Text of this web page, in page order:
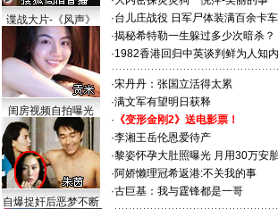
谍战大片-《风声》
闺房视频自拍曝光
自爆捉奸后恶梦不断
·台儿庄战役 日军尸体装满百余卡车
·揭秘希特勒一生躲过多少次暗杀？
·1982香港回归中英谈判鲜为人知
·宋丹丹：张国立活得太累
·满文军有望明日获释
· 《变形金刚2》送电影票！
·李湘王岳伦恩爱待产
·黎姿怀孕大肚照曝光 月用30万安
·阿娇懒理冠希返港:不关我的事
·古巨基：我与霆锋都是一哥